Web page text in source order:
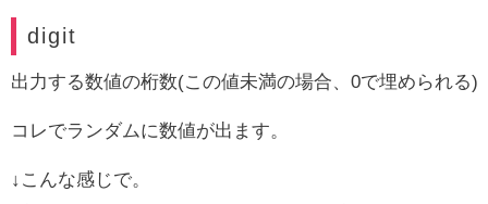
digit
出力する数値の桁数(この値未満の場合、0で埋められる)
コレでランダムに数値が出ます。
↓こんな感じで。